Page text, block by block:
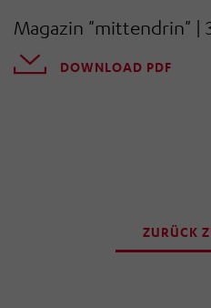
Magazin "mittendrin" |
DOWNLOAD PDF
ZURÜCK